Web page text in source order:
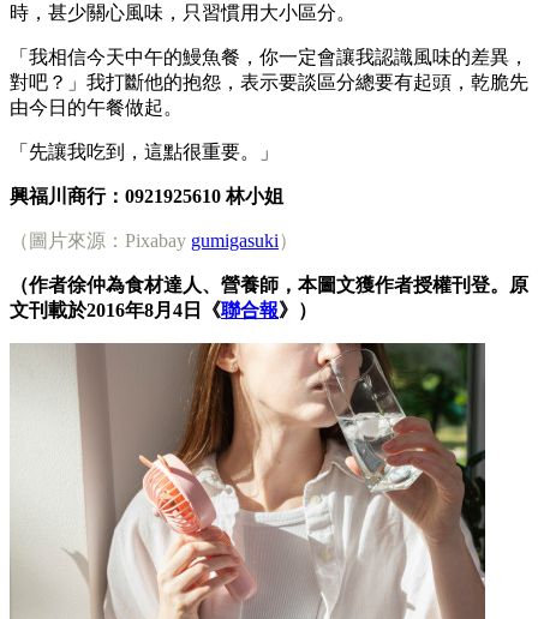
時，甚少關心風味，只習慣用大小區分。
「我相信今天中午的鰻魚餐，你一定會讓我認識風味的差異，
對吧？」我打斷他的抱怨，表示要談區分總要有起頭，乾脆先
由今日的午餐做起。
「先讓我吃到，這點很重要。」
興福川商行：0921925610 林小姐
（圖片來源：Pixabay gumigasuki）
（作者徐仲為食材達人、營養師，本圖文獲作者授權刊登。原
文刊載於2016年8月4日《聯合報》）